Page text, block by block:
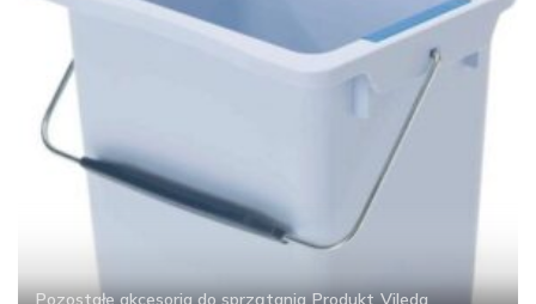
Pozostałe akcesoria do sprzątania Produkt Vileda